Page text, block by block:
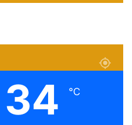
34 ℃